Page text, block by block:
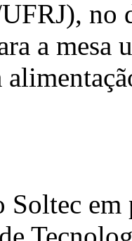
no
a mesa
Soltec